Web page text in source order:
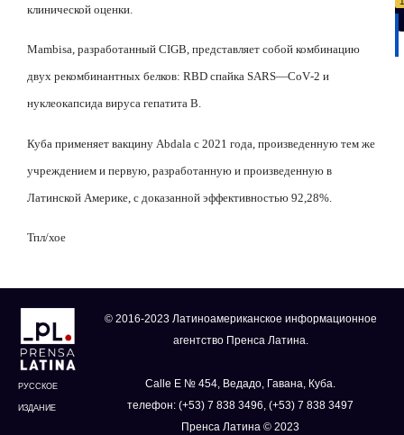
клинической оценки.
Mambisa, разработанный CIGB, представляет собой комбинацию
двух рекомбинантных белков: RBD спайка SARS—CoV-2 и
нуклеокапсида вируса гепатита B.
Куба применяет вакцину Abdala с 2021 года, произведенную тем же
учреждением и первую, разработанную и произведенную в
Латинской Америке, с доказанной эффективностью 92,28%.
Тпл/хое
РУССКОЕ
ИЗДАНИЕ
© 2016-2023 Латиноамериканское информационное
агентство Пренса Латина.
Calle E № 454, Ведадо, Гавана, Куба.
телефон: (+53) 7 838 3496, (+53) 7 838 3497
Пренса Латина © 2023